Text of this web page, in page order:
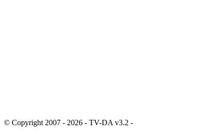
© Copyright 2007 - 2026 - TV-DA v3.2 -